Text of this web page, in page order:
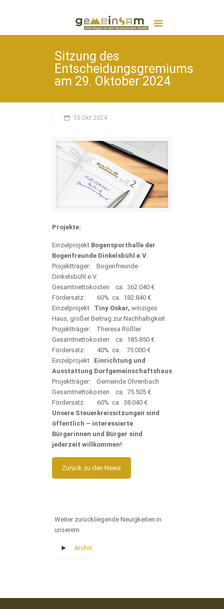
Sitzung des
Entscheidungsgremiums
am 29. Oktober 2024
15.Okt 2024
Projekte:
Einzelprojekt Bogensporthalle der
Bogenfreunde Dinkelsbühl e.V.
Projektträger: Bogenfreunde
Dinkelsbühl e.V.
Gesamtnettokosten ca. 362.040 €
Fördersatz: 60% ca. 182.840 €
Einzelprojekt
Tiny Oskar, winziges
Haus, großer Beitrag zur Nachhaltigkeit
Projektträger: Theresa Rößler
Gesamtnettokosten ca. 185.850 €
Fördersatz: 40% ca. 75.000 €
Einzelprojekt
Einrichtung und
Ausstattung Dorfgemeinschaftshaus
Projektträger: Gemeinde Ohrenbach
Gesamtnettokosten ca. 75.505 €
Fördersatz: 60% ca. 38.040 €
Unsere Steuerkreissitzungen sind
öffentlich – interessierte
Bürgerinnen und Bürger sind
jederzeit willkommen!
Zurück zu den News
Weiter zurückliegende Neuigkeiten in
unserem
Archiv